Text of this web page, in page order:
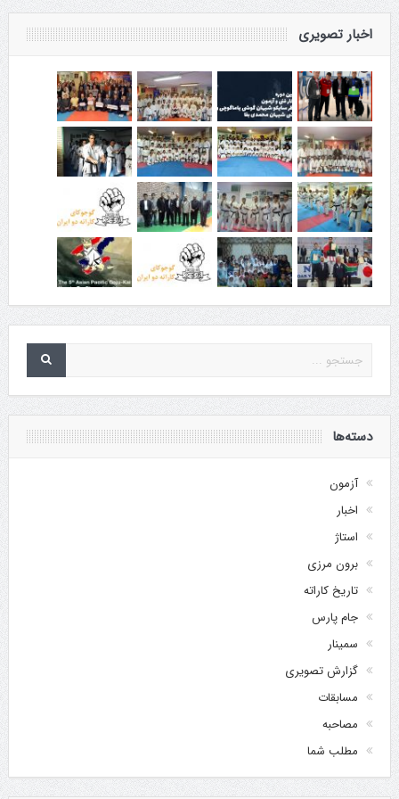
اخبار تصویری
دسته‌ها
آزمون
اخبار
استاژ
برون مرزی
تاریخ کاراته
جام پارس
سمینار
گزارش تصویری
مسابقات
مصاحبه
مطلب شما